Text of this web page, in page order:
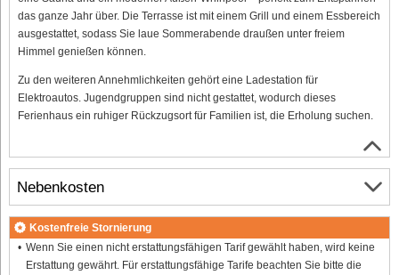
das ganze Jahr über. Die Terrasse ist mit einem Grill und einem Essbereich
ausgestattet, sodass Sie laue Sommerabende draußen unter freiem
Himmel genießen können.
Zu den weiteren Annehmlichkeiten gehört eine Ladestation für
Elektroautos. Jugendgruppen sind nicht gestattet, wodurch dieses
Ferienhaus ein ruhiger Rückzugsort für Familien ist, die Erholung suchen.
Nebenkosten
Kostenfreie Stornierung
Wenn Sie einen nicht erstattungsfähigen Tarif gewählt haben, wird keine
Erstattung gewährt. Für erstattungsfähige Tarife beachten Sie bitte die